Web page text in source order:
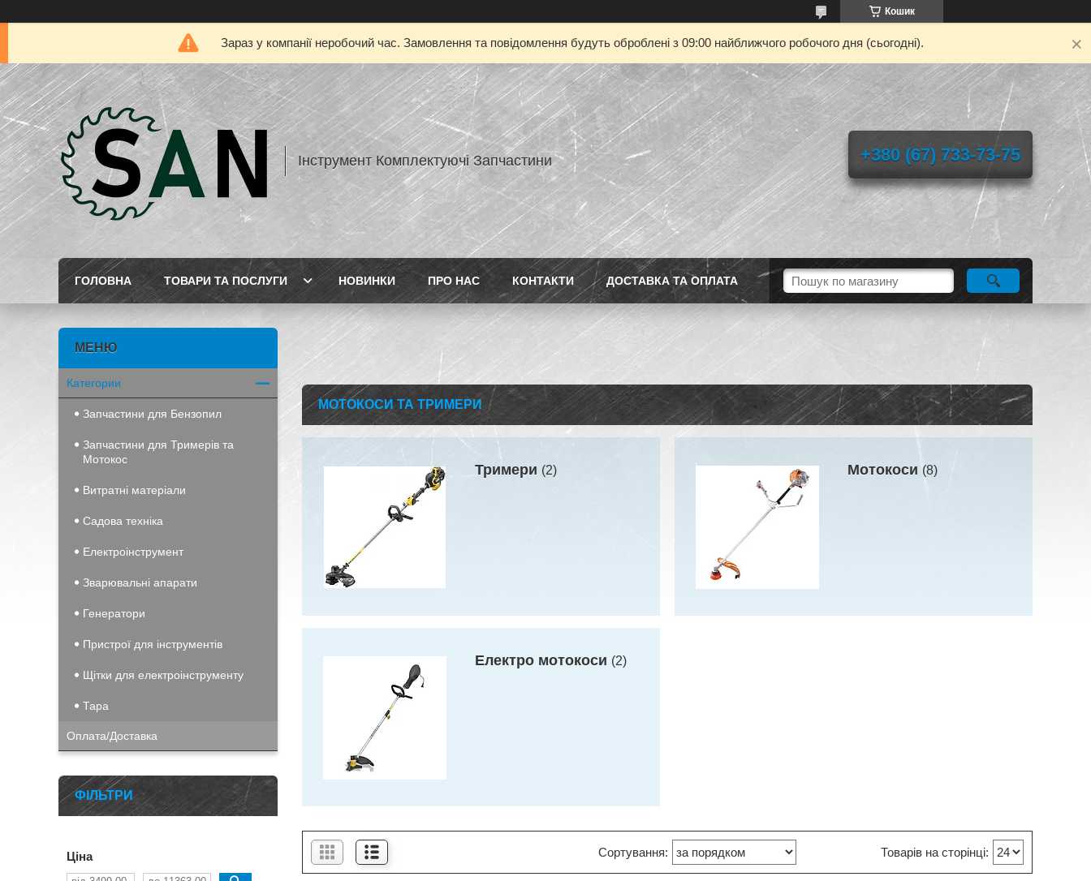
Кошик
Зараз у компанії неробочий час. Замовлення та повідомлення будуть оброблені з 09:00 найближчого робочого дня (сьогодні).
Інструмент Комплектуючі Запчастини +380 (67) 733-73-75
ГОЛОВНА ТОВАРИ ТА ПОСЛУГИ НОВИНКИ ПРО НАС КОНТАКТИ ДОСТАВКА ТА ОПЛАТА
МОТОКОСИ ТА ТРИМЕРИ
Тримери 2 Мотокоси 8
Електро мотокоси 2
Категории
Запчастини для Бензопил
Запчастини для Тримерів та
Мотокос
Витратні матеріали
Садова техніка
Електроінструмент
Зварювальні апарати
Генератори
Пристрої для інструментів
Щітки для електроінструменту
Тара
Оплата/Доставка
ФІЛЬТРИ
Ціна